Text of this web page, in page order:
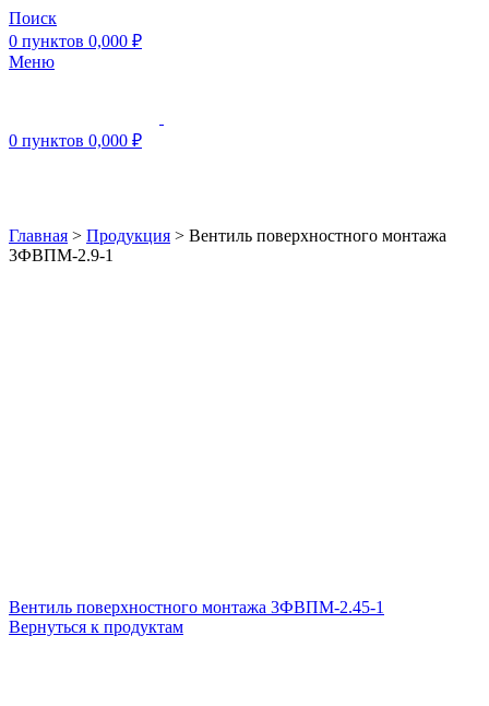
Поиск
0 пунктов 0,000 ₽
Меню
0 пунктов 0,000 ₽
Главная > Продукция > Вентиль поверхностного монтажа
3ФВПМ-2.9-1
Вентиль поверхностного монтажа 3ФВПМ-2.45-1
Вернуться к продуктам